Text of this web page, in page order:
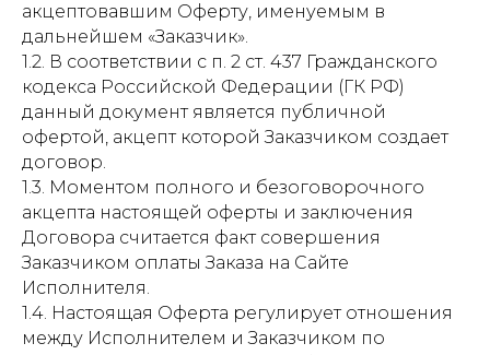
акцептовавшим Оферту, именуемым в
дальнейшем «Заказчик».
1.2. В соответствии с п. 2 ст. 437 Гражданского
кодекса Российской Федерации (ГК РФ)
данный документ является публичной
офертой, акцепт которой Заказчиком создает
договор.
1.3. Моментом полного и безоговорочного
акцепта настоящей оферты и заключения
Договора считается факт совершения
Заказчиком оплаты Заказа на Сайте
Исполнителя.
1.4. Настоящая Оферта регулирует отношения
между Исполнителем и Заказчиком по